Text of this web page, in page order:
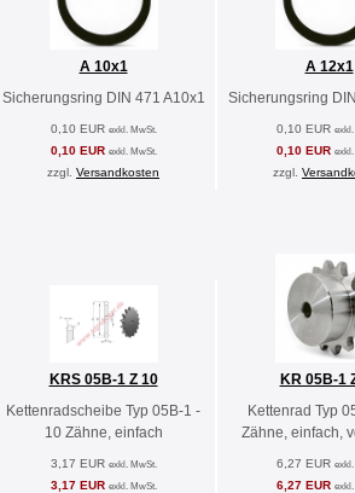
A 10x1
Sicherungsring DIN 471 A10x1
0,10 EUR exkl. MwSt.
0,10 EUR exkl. MwSt.
zzgl. Versandkosten
A 12x1
Sicherungsring
0,10 EUR exkl.
0,10 EUR exkl.
zzgl.
KRS 05B-1 Z 10
Kettenradscheibe Typ 05B-1 -
10 Zähne, einfach
3,17 EUR exkl. MwSt.
3,17 EUR exkl. MwSt.
KR 05B-1
Kettenrad Typ
Zähne, einfach,
6,27 EUR exkl.
6,27 EUR exkl.